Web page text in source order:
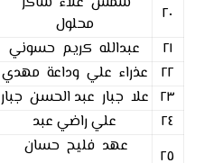
٢٠
محلول
٢١
عبدالله كريم حسوني
٢٢
عذراء علي وداعة مهدي
٢٣ علا جبار عبد الحسن جبار
٢٤
علي راضي عبد
٢٥
عهد فليح حسان